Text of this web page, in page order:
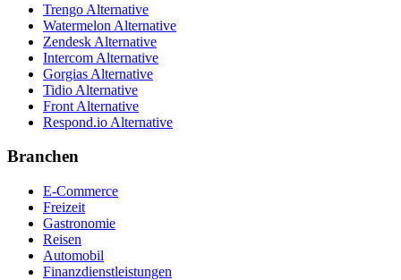
Trengo Alternative
Watermelon Alternative
Zendesk Alternative
Intercom Alternative
Gorgias Alternative
Tidio Alternative
Front Alternative
Respond.io Alternative
Branchen
E-Commerce
Freizeit
Gastronomie
Reisen
Automobil
Finanzdienstleistungen